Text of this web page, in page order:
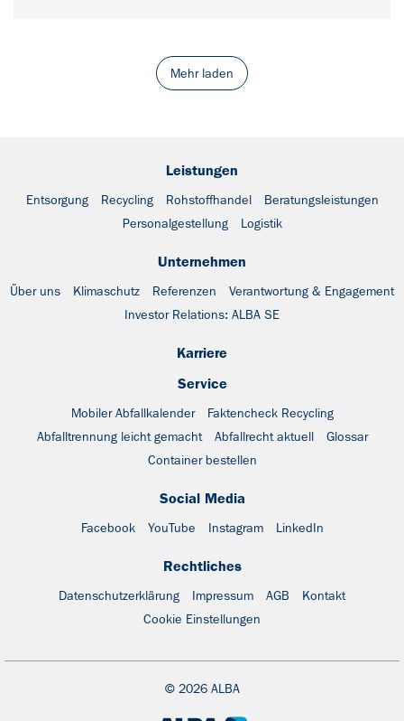
Mehr laden
Leistungen
Entsorgung Recycling Rohstoffhandel
Beratungsleistungen
Personalgestellung
Logistik
Unternehmen
Über uns Klimaschutz Referenzen
Verantwortung & Engagement
Investor Relations: ALBA SE
Karriere
Service
Mobiler Abfallkalender
Faktencheck Recycling
Abfalltrennung leicht gemacht
Abfallrecht aktuell
Glossar
Container bestellen
Social Media
Facebook YouTube Instagram LinkedIn
Rechtliches
Datenschutzerklärung Impressum AGB
Kontakt
Cookie Einstellungen
© 2026 ALBA